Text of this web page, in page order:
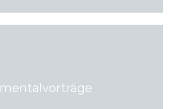
mentalvorträge